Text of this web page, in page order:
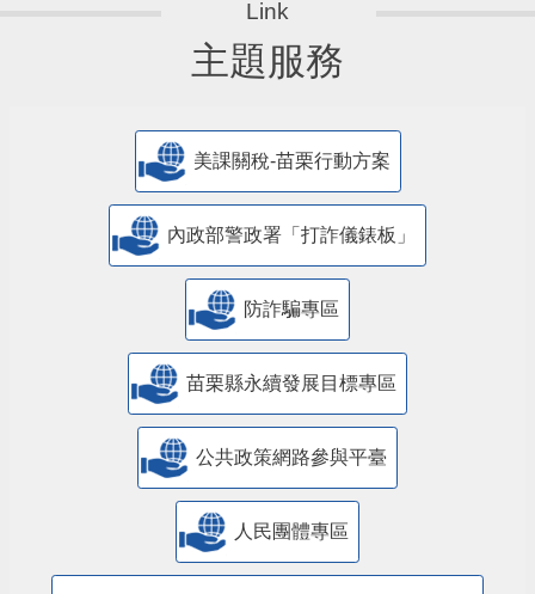
主題服務
美課關稅-苗栗行動方案
內政部警政署「打詐儀錶板」
防詐騙專區
苗栗縣永續發展目標專區
公共政策網路參與平臺
人民團體專區